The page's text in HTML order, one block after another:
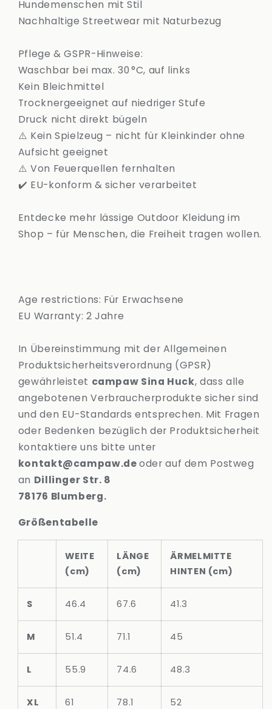
Hundemenschen mit Stil
Nachhaltige Streetwear mit Naturbezug
Pflege & GSPR-Hinweise:
Waschbar bei max. 30 °C, auf links
Kein Bleichmittel
Trocknergeeignet auf niedriger Stufe
Druck nicht direkt bügeln
⚠️ Kein Spielzeug – nicht für Kleinkinder ohne
Aufsicht geeignet
⚠️ Von Feuerquellen fernhalten
✔️ EU-konform & sicher verarbeitet
Entdecke mehr lässige Outdoor Kleidung im
Shop – für Menschen, die Freiheit tragen wollen.
Age restrictions: Für Erwachsene
EU Warranty: 2 Jahre
In Übereinstimmung mit der Allgemeinen
Produktsicherheitsverordnung (GPSR)
gewährleistet campaw Sina Huck, dass alle
angebotenen Verbraucherprodukte sicher sind
und den EU-Standards entsprechen. Mit Fragen
oder Bedenken bezüglich der Produktsicherheit
kontaktiere uns bitte unter
kontakt@campaw.deoder auf dem Postweg
an Dillinger Str. 8
78176 Blumberg.
Größentabelle
WEITE
(cm)
LÄNGE
(cm)
ÄRMELMITTE
HINTEN (cm)
S 46.4 67.6 41.3
M 51.4 71.1 45
L 55.9 74.6 48.3
XL 61 78.1 52